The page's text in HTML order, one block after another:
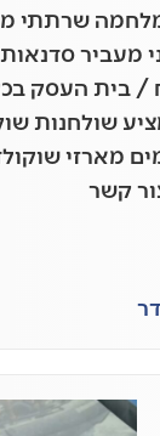
מעביר
/ בית העסק
שולחנות
מארזי
קשר